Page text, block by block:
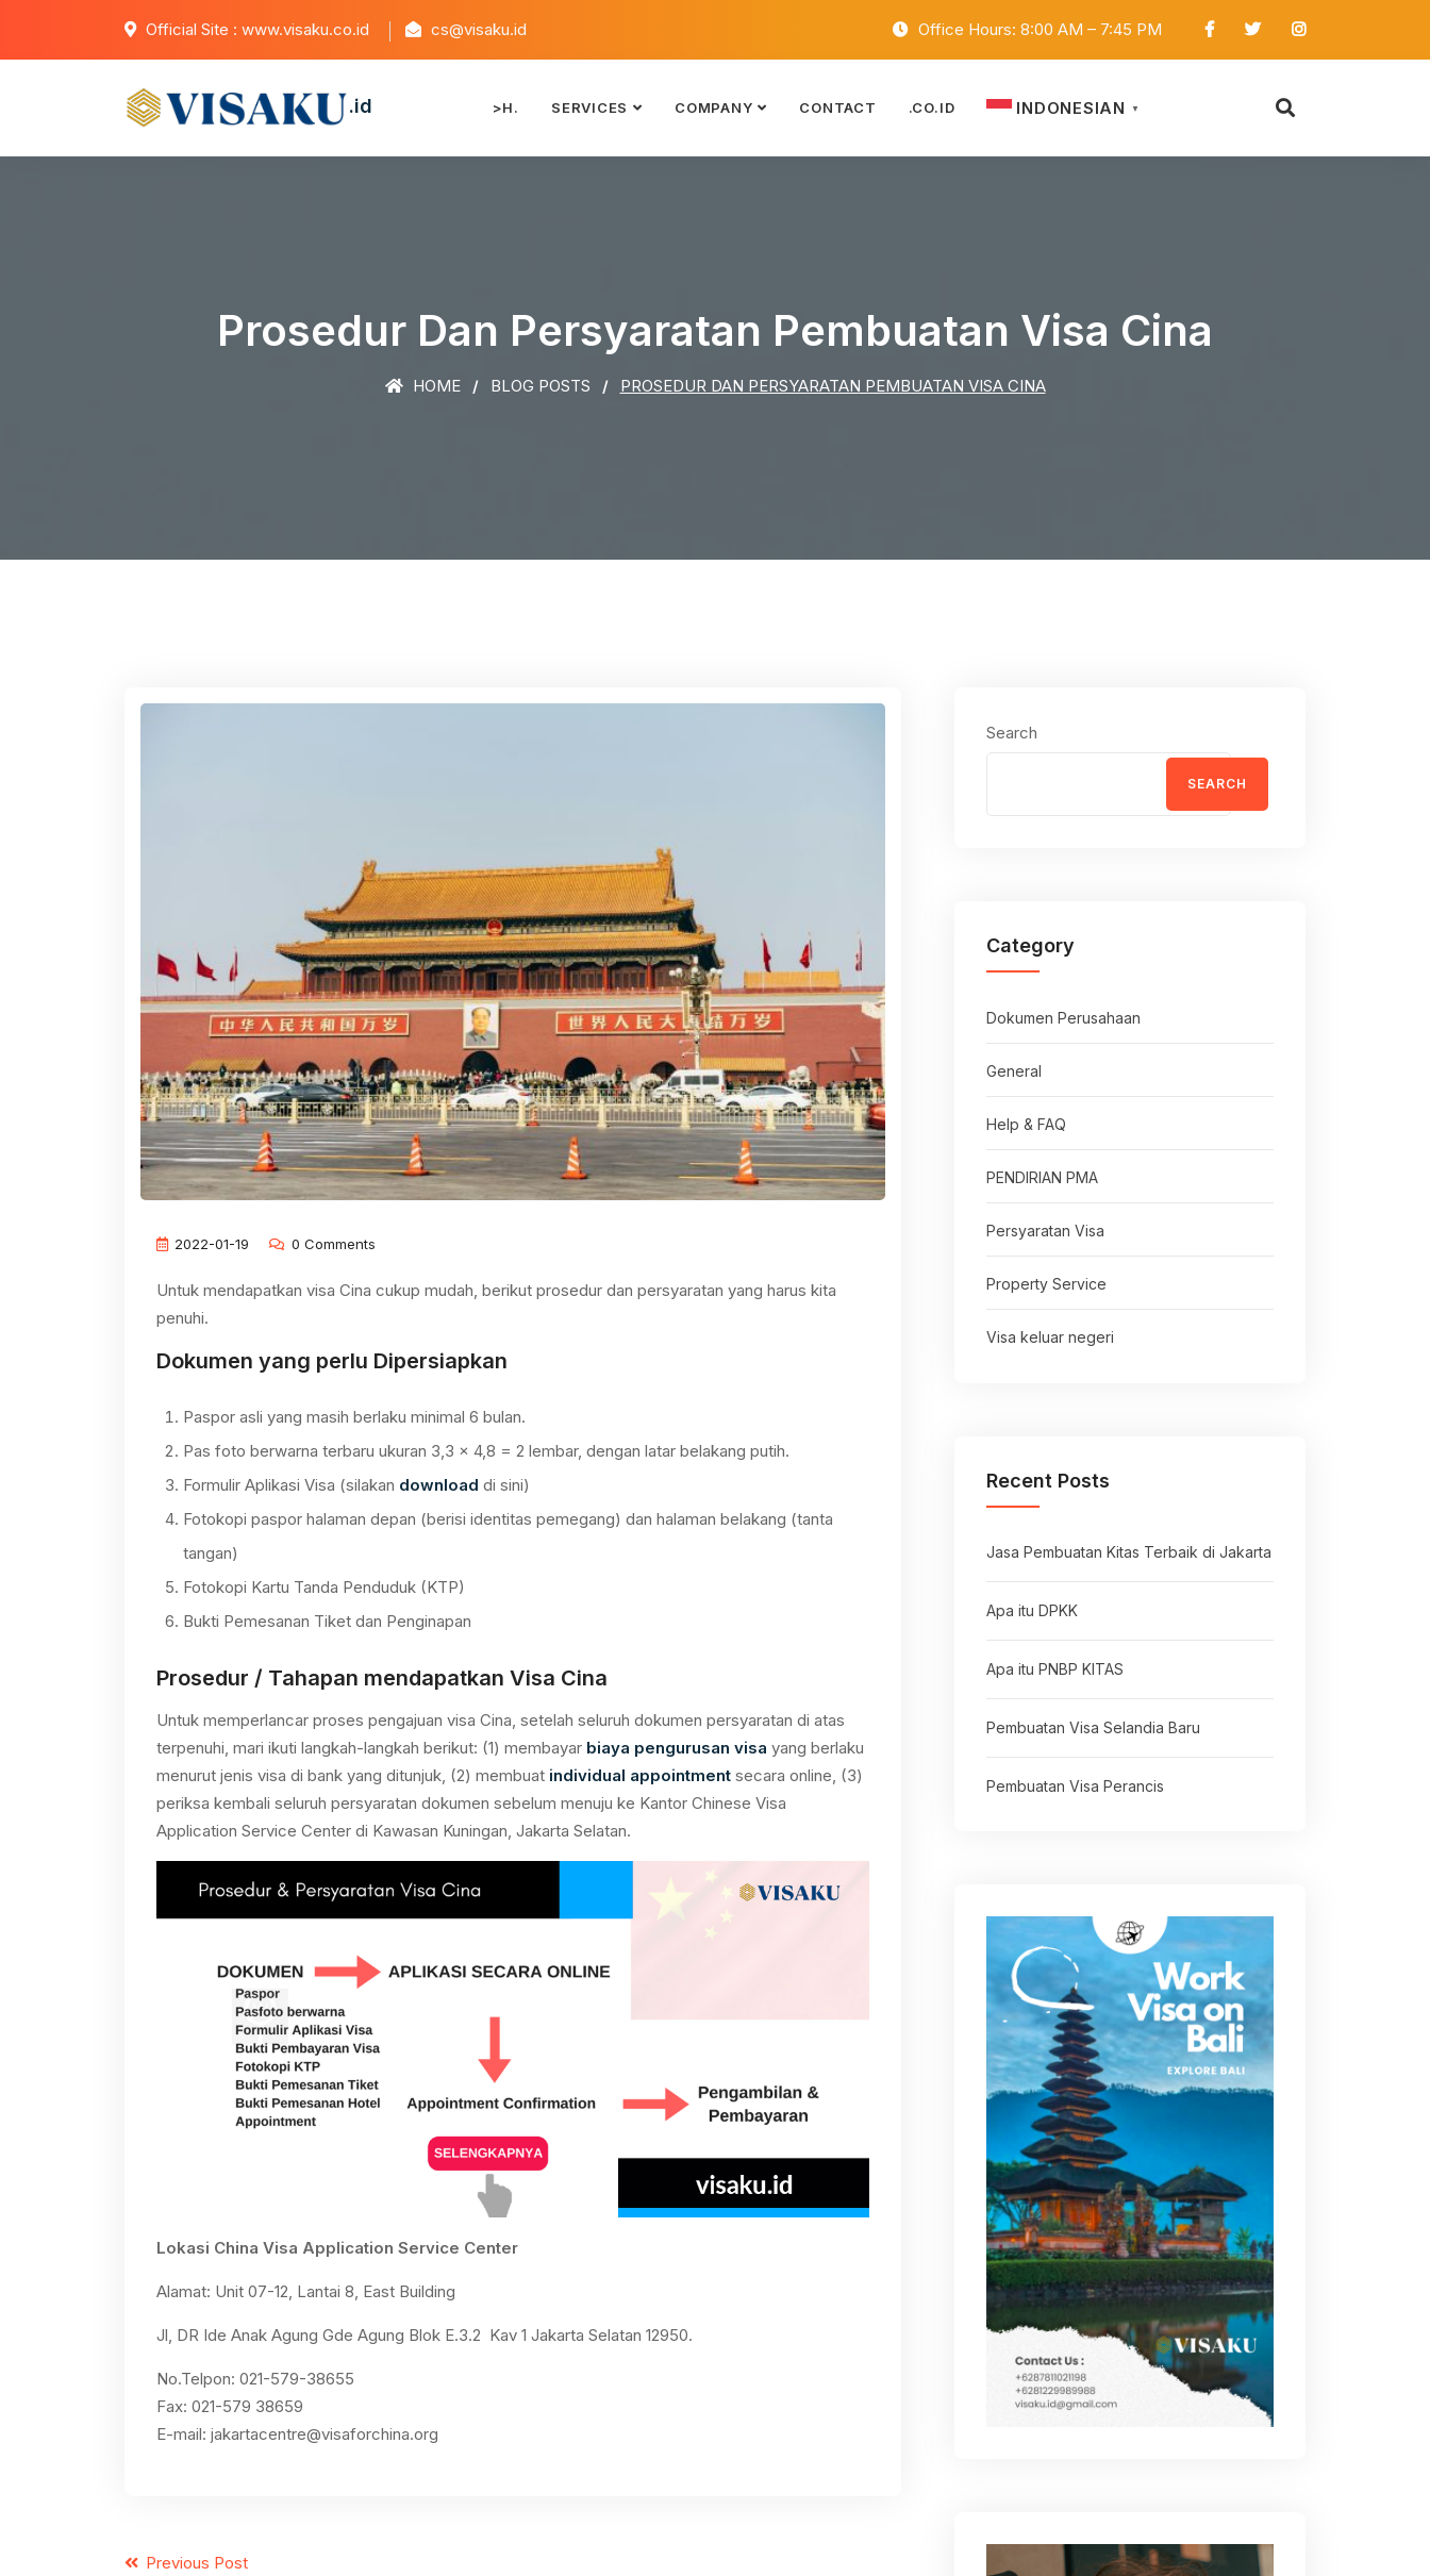
Official Site : www.visaku.co.id cs@visaku.id Office Hours: 8:00 AM – 7:45 PM
.id >H. SERVICES COMPANY CONTACT .CO.ID INDONESIAN ▼
Prosedur Dan Persyaratan Pembuatan Visa Cina
HOME BLOG POSTS PROSEDUR DAN PERSYARATAN PEMBUATAN VISA CINA
2022-01-19 0 Comments
Untuk mendapatkan visa Cina cukup mudah, berikut prosedur dan persyaratan yang harus kita
penuhi.
Dokumen yang perlu Dipersiapkan
Paspor asli yang masih berlaku minimal 6 bulan.
Pas foto berwarna terbaru ukuran 3,3 x 4,8 = 2 lembar, dengan latar belakang putih.
Formulir Aplikasi Visa (silakan download di sini)
Fotokopi paspor halaman depan (berisi identitas pemegang) dan halaman belakang (tanta
tangan)
Fotokopi Kartu Tanda Penduduk (KTP)
Bukti Pemesanan Tiket dan Penginapan
Prosedur / Tahapan mendapatkan Visa Cina
Untuk memperlancar proses pengajuan visa Cina, setelah seluruh dokumen persyaratan di atas
terpenuhi, mari ikuti langkah-langkah berikut: (1) membayar biaya pengurusan visa yang berlaku
menurut jenis visa di bank yang ditunjuk, (2) membuat individual appointment secara online, (3)
periksa kembali seluruh persyaratan dokumen sebelum menuju ke Kantor Chinese Visa
Application Service Center di Kawasan Kuningan, Jakarta Selatan.
Lokasi China Visa Application Service Center
Alamat: Unit 07-12, Lantai 8, East Building
Jl, DR Ide Anak Agung Gde Agung Blok E.3.2 Kav 1 Jakarta Selatan 12950.
No.Telpon: 021-579-38655
Fax: 021-579 38659
E-mail: jakartacentre@visaforchina.org
Previous Post
Search
SEARCH
Category
Dokumen Perusahaan
General
Help & FAQ
PENDIRIAN PMA
Persyaratan Visa
Property Service
Visa keluar negeri
Recent Posts
Jasa Pembuatan Kitas Terbaik di Jakarta
Apa itu DPKK
Apa itu PNBP KITAS
Pembuatan Visa Selandia Baru
Pembuatan Visa Perancis